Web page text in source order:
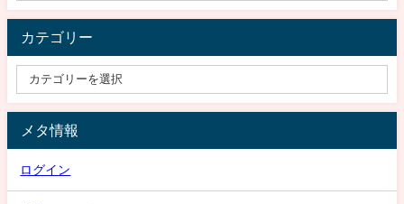
カテゴリー
メタ情報
ログイン